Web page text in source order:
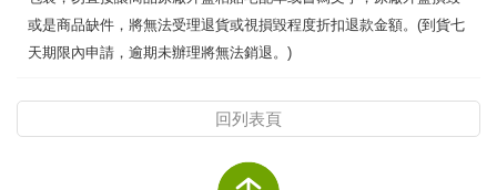
或是商品缺件，將無法受理退貨或視損毀程度折扣退款金額。 (到貨七
天期限內申請，逾期未辦理將無法銷退。 )
回列表頁